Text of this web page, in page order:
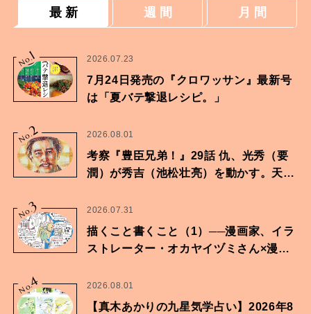
最 新 週 間 月 間
No.
1 2026.07.23
7月24日発売の『クロワッサン』最新号
は「夏バテ撃退レシピ。」
No.2 2026.08.01
考察『豊臣兄弟！』29話 仇、光秀（要
潤）が秀吉（池松壮亮）を動かす。天下
No.3 2026.07.31
描くこと書くこと（1）──漫画家、イラ
ストレーター・オカヤイヅミさん×漫画
No.4 2026.08.01
【真木あかりの九星気学占い】2026年8